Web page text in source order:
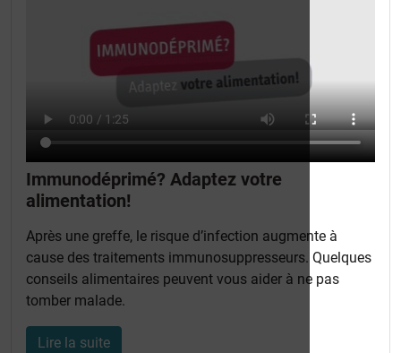
Immunodéprimé? Adaptez votre
alimentation!
Après une greffe, le risque d’infection augmente à
cause des traitements immunosuppresseurs. Quelques
conseils alimentaires peuvent vous aider à ne pas
tomber malade.
Lire la suite